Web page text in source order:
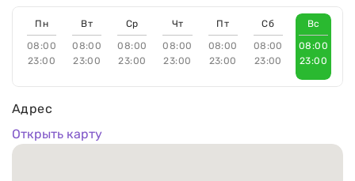
Адрес
Открыть карту
Пн
08:00
23:00
Вт
08:00
23:00
Ср
08:00
23:00
Чт
08:00
23:00
Пт
08:00
23:00
Сб
08:00
23:00
Вс
08:00
23:00